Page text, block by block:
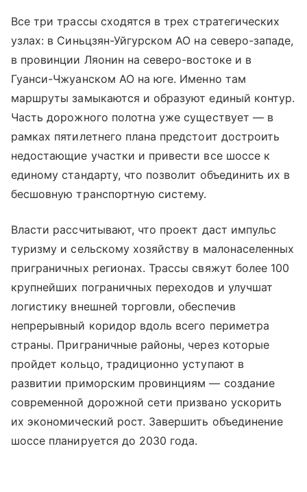
Все три трассы сходятся в трех стратегических
узлах: в Синьцзян-Уйгурском АО на северо-западе,
в провинции Ляонин на северо-востоке и в
Гуанси-Чжуанском АО на юге. Именно там
маршруты замыкаются и образуют единый контур.
Часть дорожного полотна уже существует — в
рамках пятилетнего плана предстоит достроить
недостающие участки и привести все шоссе к
единому стандарту, что позволит объединить их в
бесшовную транспортную систему.
Власти рассчитывают, что проект даст импульс
туризму и сельскому хозяйству в малонаселенных
приграничных регионах. Трассы свяжут более 100
крупнейших пограничных переходов и улучшат
логистику внешней торговли, обеспечив
непрерывный коридор вдоль всего периметра
страны. Приграничные районы, через которые
пройдет кольцо, традиционно уступают в
развитии приморским провинциям — создание
современной дорожной сети призвано ускорить
их экономический рост. Завершить объединение
шоссе планируется до 2030 года.